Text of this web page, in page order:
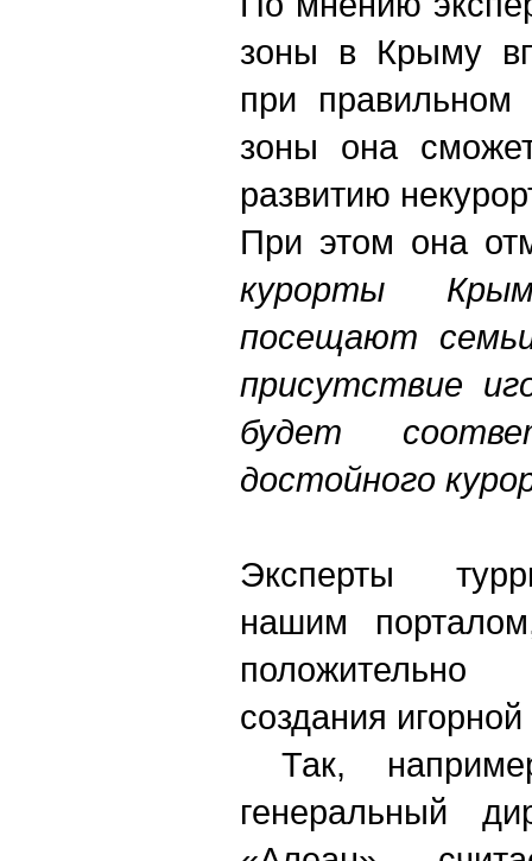
зоны в Крыму
при правильном
зоны она
развитию
При этом она
курорты
посещают
присутствие
будет
достойного
Эксперты
нашим
создания
Так,
генеральный